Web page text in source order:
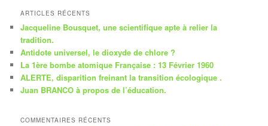
h
r
c
h
e
ARTICLES RÉCENTS
Jacqueline Bousquet, une scientifique apte à relier la
tradition.
Antidote universel, le dioxyde de chlore ?
La 1ère bombe atomique Française : 13 Février 1960
ALERTE, disparition freinant la transition écologique .
Juan BRANCO à propos de l’éducation.
COMMENTAIRES RÉCENTS